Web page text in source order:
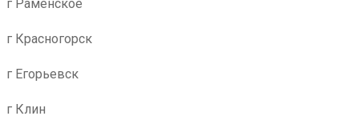
г Раменское
г Красногорск
г Егорьевск
г Клин